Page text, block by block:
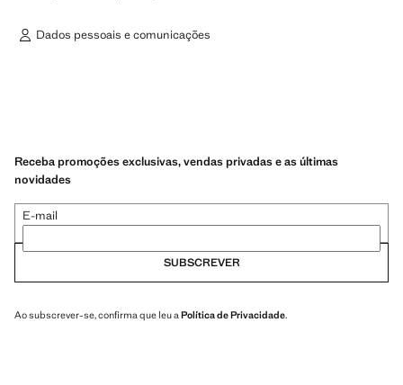
Dados pessoais e comunicações
Receba promoções exclusivas, vendas privadas e as últimas
novidades
E-mail
SUBSCREVER
Ao subscrever-se, confirma que leu a Política de Privacidade.